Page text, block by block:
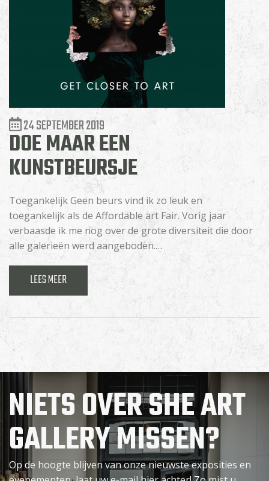
24 SEPTEMBER 2019
DOE MAAR EEN
KUNSTBEURSJE
Toegankelijk Geen beurs vind ik zo leuk en
toegankelijk als de Affordable art Fair. Vorig jaar
verbaasde ik me nog over de grote diversiteit die door
alle galerieën werd aangeboden.…
LEES MEER
NIETS OVER SHE ART
GALLERY MISSEN?
Op de hoogte blijven van onze nieuwste exposities en